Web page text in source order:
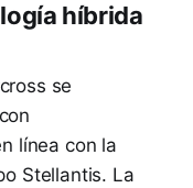
híbrida
se
línea con la
Stellantis. La